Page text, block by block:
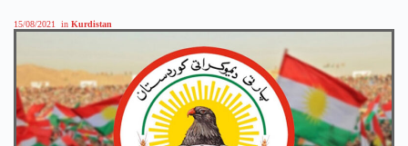
15/08/2021 in Kurdistan